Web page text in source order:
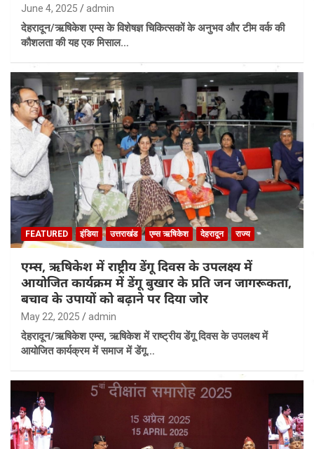
June 4, 2025 admin
देहरादून/ऋषिकेश एम्स के विशेषज्ञ चिकित्सकों के अनुभव और टीम वर्क की
कौशलता की यह एक मिसाल…
FEATURED इंडिया उत्तराखंड एम्स ऋषिकेश देहरादून राज्य
एम्स, ऋषिकेश में राष्ट्रीय डेंगू दिवस के उपलक्ष्य में
आयोजित कार्यक्रम में डेंगू बुखार के प्रति जन जागरूकता,
बचाव के उपायों को बढ़ाने पर दिया जोर
May 22, 2025 admin
देहरादून/ऋषिकेश एम्स, ऋषिकेश में राष्ट्रीय डेंगू दिवस के उपलक्ष्य में
आयोजित कार्यक्रम में समाज में डेंगू…